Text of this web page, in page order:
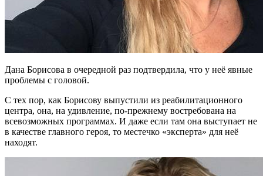
Дана Борисова в очередной раз подтвердила, что у неё явные
проблемы с головой.
С тех пор, как Борисову выпустили из реабилитационного
центра, она, на удивление, по-прежнему востребована на
всевозможных программах. И даже если там она выступает не
в качестве главного героя, то местечко «эксперта» для неё
находят.